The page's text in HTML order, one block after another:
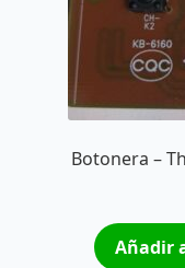
Botonera –
Añadir